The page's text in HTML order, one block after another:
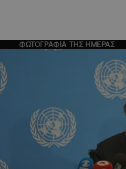
ΦΩΤΟΓΡΑΦΙΑ ΤΗΣ ΗΜΕΡΑΣ